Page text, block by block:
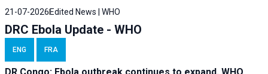
21-07-2026 Edited News | WHO
DRC Ebola Update - WHO
ENG FRA